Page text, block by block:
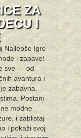
ZA
I
Najlepše Igre
i zabave!
sve — od
avantura i
zabavna,
Postani
modne
i zablistaj
i pokaži svoj